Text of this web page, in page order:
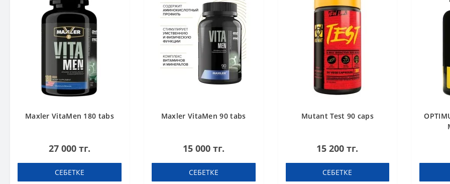
Maxler VitaMen 180 tabs
27 000 тг.
СЕБЕТКЕ
Maxler VitaMen 90 tabs
15 000 тг.
СЕБЕТКЕ
Mutant Test 90 caps
15 200 тг.
СЕБЕТКЕ